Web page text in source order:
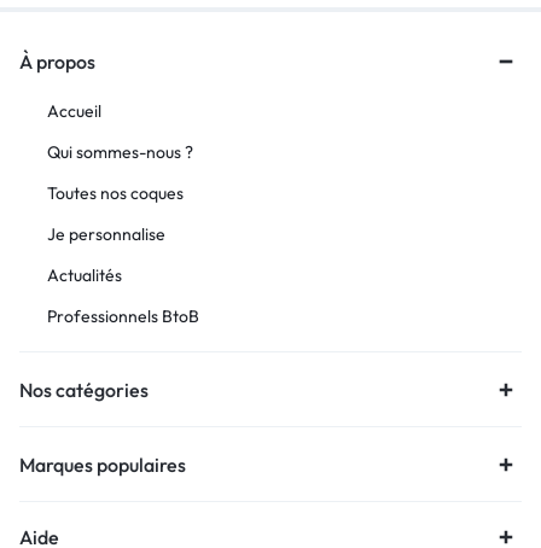
À propos
Accueil
Qui sommes-nous ?
Toutes nos coques
Je personnalise
Actualités
Professionnels BtoB
Nos catégories
Marques populaires
Aide